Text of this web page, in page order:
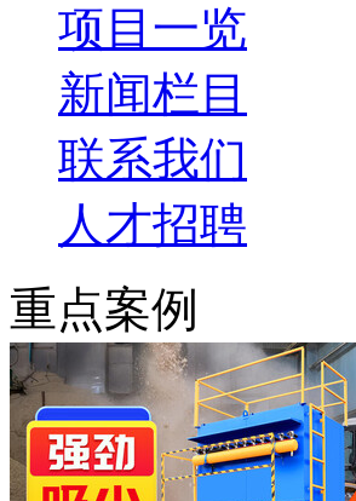
项目一览
新闻栏目
联系我们
人才招聘
重点案例